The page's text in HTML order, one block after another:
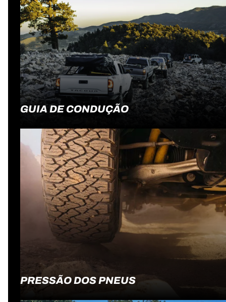
GUIA DE CONDUÇÃO
PRESSÃO DOS PNEUS